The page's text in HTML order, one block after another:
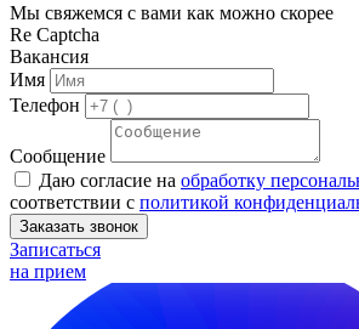
Мы свяжемся с вами как можно скорее
Re Captcha
Вакансия
Имя
Телефон
Сообщение
Даю согласие на обработку
соответствии с политикой
Заказать звонок
Записаться
на прием